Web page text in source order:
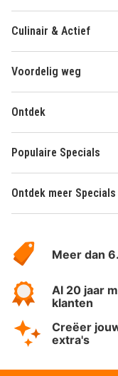
Culinair & Actief
Voordelig weg
Ontdek
Populaire Specials
Ontdek meer Specials
HotelSpecials
Meer dan
Al 20 jaar
klanten
Creëer
extra's